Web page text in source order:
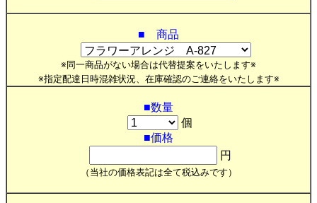
■ 商品
※同一商品がない場合は代替提案をいたします※
※指定配達日時混雑状況、在庫確認のご連絡をいたします※
■数量
個
■価格
円
（当社の価格表記は全て税込みです）